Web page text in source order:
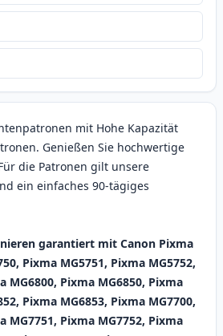
mit Hohe Kapazität
Genießen Sie hochwertige
die Patronen gilt unsere
ein einfaches 90-tägiges
garantiert mit Canon Pixma
Pixma MG5751, Pixma MG5752,
MG6800, Pixma MG6850, Pixma
Pixma MG6853, Pixma MG7700,
MG7751, Pixma MG7752, Pixma